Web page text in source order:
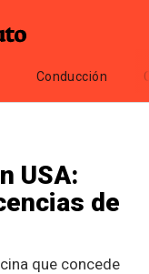
Conducción
USA:
de
que concede